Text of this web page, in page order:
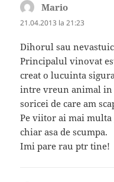
Mario
21.04.2013 la 21:23
Dihorul sau
Principalul vinovat
creat o lucuinta
intre vreun animal in
soricei de care am
Pe viitor ai mai
chiar asa de scumpa.
Imi pare rau ptr tine!